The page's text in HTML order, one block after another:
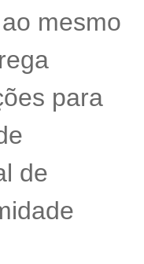
mesmo
para
de